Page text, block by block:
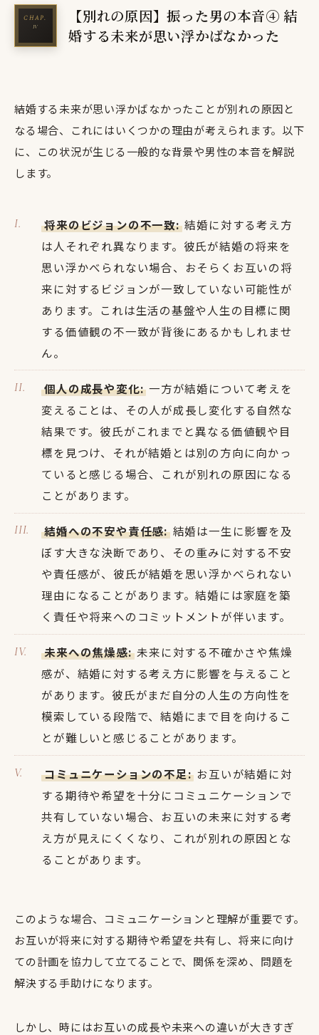
【別れの原因】振った男の本音④ 結
婚する未来が思い浮かばなかった
結婚する未来が思い浮かばなかったことが別れの原因と
なる場合、これにはいくつかの理由が考えられます。以下
に、この状況が生じる一般的な背景や男性の本音を解説
します。
将来のビジョンの不一致:結婚に対する考え方
は人それぞれ異なります。彼氏が結婚の将来を
思い浮かべられない場合、おそらくお互いの将
来に対するビジョンが一致していない可能性が
あります。これは生活の基盤や人生の目標に関
する価値観の不一致が背後にあるかもしれませ
ん。
個人の成長や変化: 一方が結婚について考えを
変えることは、その人が成長し変化する自然な
結果です。彼氏がこれまでと異なる価値観や目
標を見つけ、それが結婚とは別の方向に向かっ
ていると感じる場合、これが別れの原因になる
ことがあります。
結婚への不安や責任感:結婚は一生に影響を及
ぼす大きな決断であり、その重みに対する不安
や責任感が、彼氏が結婚を思い浮かべられない
理由になることがあります。結婚には家庭を築
く責任や将来へのコミットメントが伴います。
未来への焦燥感:未来に対する不確かさや焦燥
感が、結婚に対する考え方に影響を与えること
があります。彼氏がまだ自分の人生の方向性を
模索している段階で、結婚にまで目を向けるこ
とが難しいと感じることがあります。
コミュニケーションの不足: お互いが結婚に対
する期待や希望を十分にコミュニケーションで
共有していない場合、お互いの未来に対する考
え方が見えにくくなり、これが別れの原因とな
ることがあります。
このような場合、コミュニケーションと理解が重要です。
お互いが将来に対する期待や希望を共有し、将来に向け
ての計画を協力して立てることで、関係を深め、問題を
解決する手助けになります。
しかし、時にはお互いの成長や未来への違いが大きすぎ